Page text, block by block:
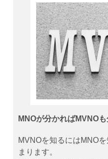
MNOが分かればMVNOも
MVNOを知るにはMNO
まります。